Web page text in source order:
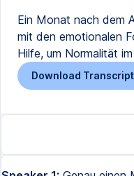
Ein Monat nach dem
mit den emotionalen
Hilfe, um Normalität
Download Transcript